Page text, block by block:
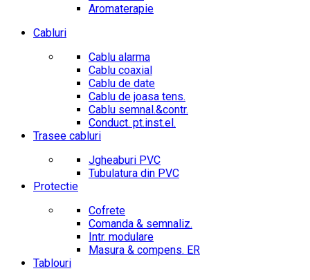
Aromaterapie
Cabluri
Cablu alarma
Cablu coaxial
Cablu de date
Cablu de joasa tens.
Cablu semnal.&contr.
Conduct. pt.inst.el.
Trasee cabluri
Jgheaburi PVC
Tubulatura din PVC
Protectie
Cofrete
Comanda & semnaliz.
Intr. modulare
Masura & compens. ER
Tablouri